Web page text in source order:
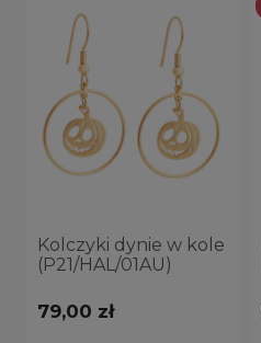
Kolczyki dynie w kole
(P21/HAL/01AU)
79,00 zł